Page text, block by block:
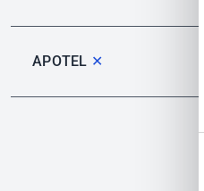
APOTEL ✕